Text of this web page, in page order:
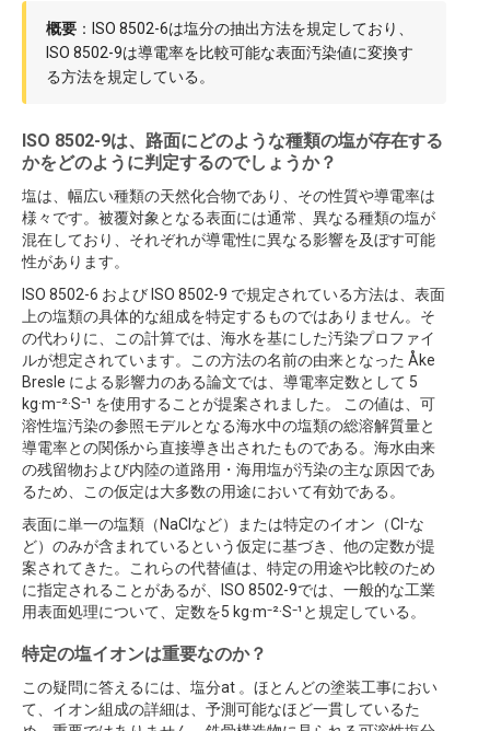
概要 ：ISO 8502-6は塩分の抽出方法を規定しており、
ISO 8502-9は導電率を比較可能な表面汚染値に変換す
る方法を規定している。
ISO 8502-9は、路面にどのような種類の塩が存在する
かをどのように判定するのでしょうか？
塩は、幅広い種類の天然化合物であり、その性質や導電率は
様々です。被覆対象となる表面には通常、異なる種類の塩が
混在しており、それぞれが導電性に異なる影響を及ぼす可能
性があります。
ISO 8502-6 および ISO 8502-9 で規定されている方法は、表面
上の塩類の具体的な組成を特定するものではありません。そ
の代わりに、この計算では、海水を基にした汚染プロファイ
ルが想定されています。この方法の名前の由来となった Åke
Bresle による影響力のある論文では、導電率定数として 5
kg·m⁻²·S⁻¹ を使用することが提案されました。 この値は、可
溶性塩汚染の参照モデルとなる海水中の塩類の総溶解質量と
導電率との関係から直接導き出されたものである。海水由来
の残留物および内陸の道路用・海用塩が汚染の主な原因であ
るため、この仮定は大多数の用途において有効である。
表面に単一の塩類（NaClなど）または特定のイオン（Cl⁻な
ど）のみが含まれているという仮定に基づき、他の定数が提
案されてきた。これらの代替値は、特定の用途や比較のため
に指定されることがあるが、ISO 8502-9では、一般的な工業
用表面処理について、定数を5 kg·m⁻²·S⁻¹と規定している。
特定の塩イオンは重要なのか？
この疑問に答えるには、塩分at 。ほとんどの塗装工事におい
て、イオン組成の詳細は、予測可能なほど一貫しているた